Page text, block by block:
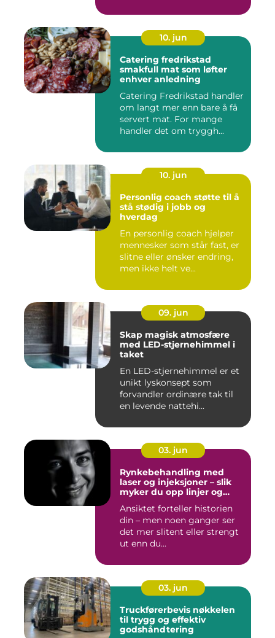
10. jun
Catering fredrikstad
smakfull mat som løfter
enhver anledning
Catering Fredrikstad handler
om langt mer enn bare å få
servert mat. For mange
handler det om tryggh...
10. jun
Personlig coach støtte til å
stå stødig i jobb og
hverdag
En personlig coach hjelper
mennesker som står fast, er
slitne eller ønsker endring,
men ikke helt ve...
09. jun
Skap magisk atmosfære
med LED-stjernehimmel i
taket
En LED-stjernehimmel er et
unikt lyskonsept som
forvandler ordinære tak til
en levende nattehi...
03. jun
Rynkebehandling med
laser og injeksjoner – slik
myker du opp linjer og
Ansiktet forteller historien
din – men noen ganger ser
det mer slitent eller strengt
ut enn du...
03. jun
Truckførerbevis nøkkelen
til trygg og effektiv
godshåndtering